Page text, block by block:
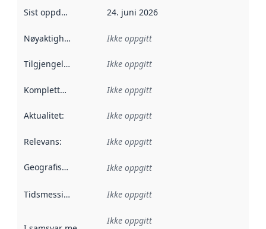
Sist oppdatert 24. juni 2026
Nøyaktighet Ikke oppgitt
Tilgjengelighet Ikke oppgitt
Kompletthet Ikke oppgitt
Aktualitet: Ikke oppgitt
Relevans: Ikke oppgitt
Geografisk avgrensning :
Ikke oppgitt
Tidsmessig avgrensning :
Ikke oppgitt
Ikke oppgitt